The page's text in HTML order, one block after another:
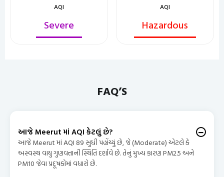
AQI
Severe
AQI
Hazardous
FAQ’S
આજે Meerut માં AQI કેટલું છે?
આજે Meerut માં AQI 89 સુધી પહોંચ્યું છે, જે (Moderate) એટલે કે
અસ્વસ્થ વાયુ ગુણવત્તાની સ્થિતિ દર્શાવે છે. તેનું મુખ્ય કારણ PM2.5 અને
PM10 જેવા પ્રદૂષકોમાં વધારો છે.